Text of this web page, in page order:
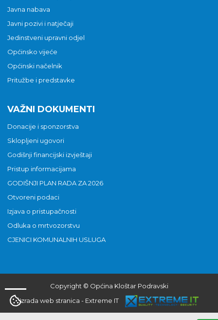
Javna nabava
Javni pozivi i natječaji
Jedinstveni upravni odjel
Općinsko vijeće
Općinski načelnik
Pritužbe i predstavke
VAŽNI DOKUMENTI
Donacije i sponzorstva
Sklopljeni ugovori
Godišnji financijski izvještaji
Pristup informacijama
GODIŠNJI PLAN RADA ZA 2026
Otvoreni podaci
Izjava o pristupačnosti
Odluka o mrtvozorstvu
CJENICI KOMUNALNIH USLUGA
Copyright © Općina Kloštar Podravski
Izrada web stranica - Extreme IT